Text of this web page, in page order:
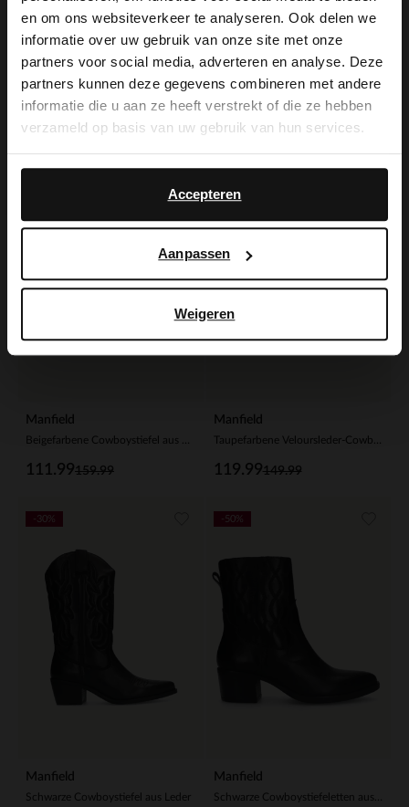
en om ons websiteverkeer te analyseren. Ook delen we
informatie over uw gebruik van onze site met onze
partners voor social media, adverteren en analyse. Deze
partners kunnen deze gegevens combineren met andere
informatie die u aan ze heeft verstrekt of die ze hebben
verzameld op basis van uw gebruik van hun services.
Accepteren
Aanpassen
Weigeren
Manfield
Schwarze Cowboystiefel aus Leder
149.99
104.99
Manfield
Schwarze Cowboystiefel aus Leder
160.00
80.00
Manfield
159.99
111.99
Manfield
149.99
119.99
Manfield
Schwarze Cowboystiefel aus Leder
-30%
Manfield
-50%
×
View this website in English?
It looks like your language isn't Dutch. Would
you like to switch to English?
English